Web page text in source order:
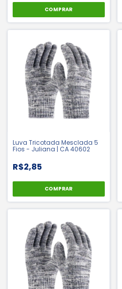
COMPRAR
Luva Tricotada Mesclada 5
Fios - Juliana | CA 40602
R$2,85
COMPRAR